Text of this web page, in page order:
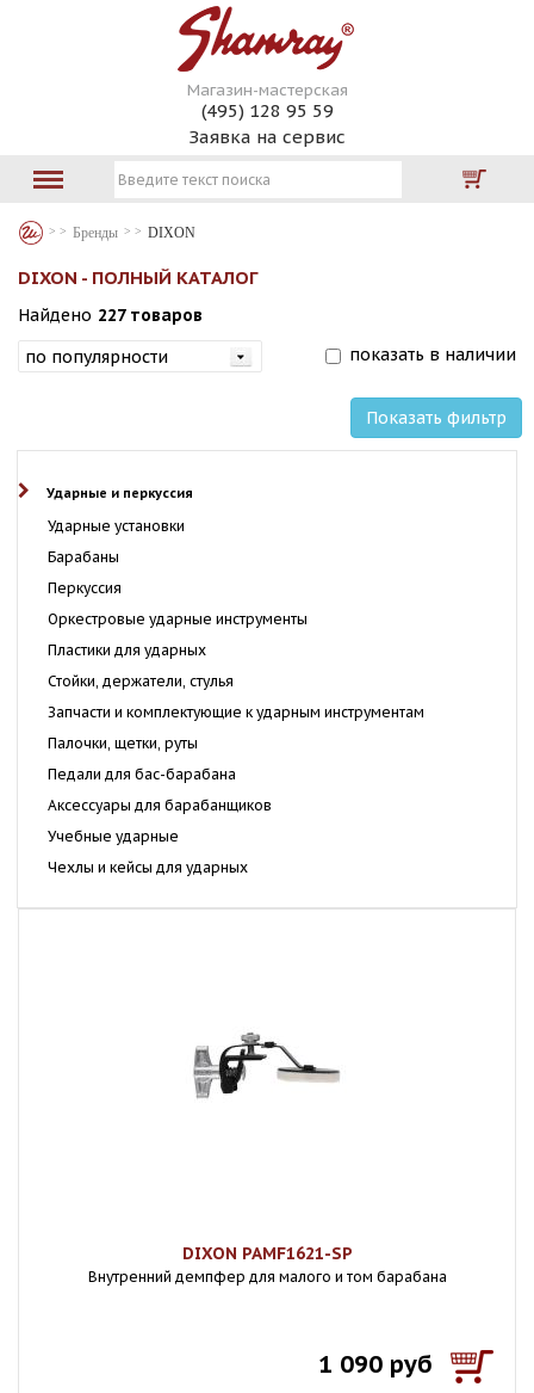
Магазин-мастерская
(495) 128 95 59
Заявка на сервис
Бренды DIXON
DIXON - ПОЛНЫЙ КАТАЛОГ
Найдено 227 товаров
показать в наличии
Показать фильтр
Ударные и перкуссия
Ударные установки
Барабаны
Перкуссия
Оркестровые ударные инструменты
Пластики для ударных
Стойки, держатели, стулья
Запчасти и комплектующие к ударным инструментам
Палочки, щетки, руты
Педали для бас-барабана
Аксессуары для барабанщиков
Учебные ударные
Чехлы и кейсы для ударных
DIXON PAMF1621-SP
Внутренний демпфер для малого и том барабана
1 090 руб